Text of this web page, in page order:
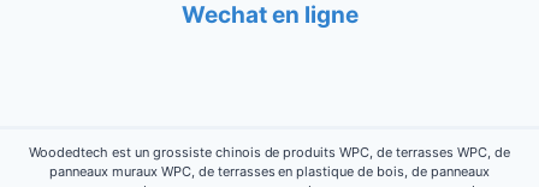
Wechat en ligne
Woodedtech est un grossiste chinois de produits WPC, de terrasses WPC, de
panneaux muraux WPC, de terrasses en plastique de bois, de panneaux